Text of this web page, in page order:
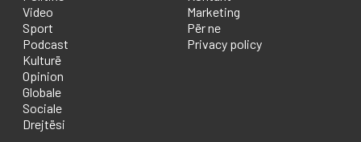
Video
Sport
Podcast
Kulturë
Opinion
Globale
Sociale
Drejtësi
Marketing
Për ne
Privacy policy